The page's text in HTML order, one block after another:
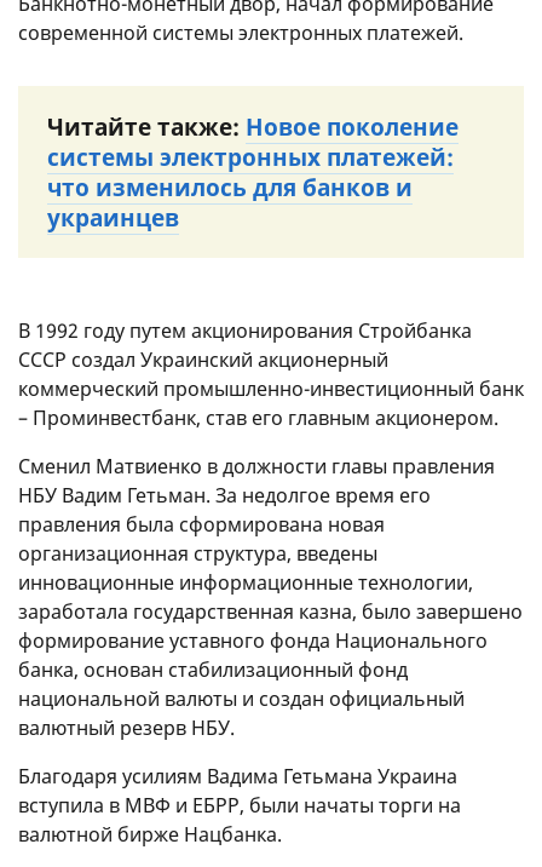
современной системы электронных платежей.
Читайте также: Новое поколение
системы электронных платежей:
что изменилось для банков и
украинцев
В 1992 году путем акционирования Стройбанка
СССР создал Украинский акционерный
коммерческий промышленно-инвестиционный банк
– Проминвестбанк, став его главным акционером.
Сменил Матвиенко в должности главы правления
НБУ Вадим Гетьман. За недолгое время его
правления была сформирована новая
организационная структура, введены
инновационные информационные технологии,
заработала государственная казна, было завершено
формирование уставного фонда Национального
банка, основан стабилизационный фонд
национальной валюты и создан официальный
валютный резерв НБУ.
Благодаря усилиям Вадима Гетьмана Украина
вступила в МВФ и ЕБРР, были начаты торги на
валютной бирже Нацбанка.